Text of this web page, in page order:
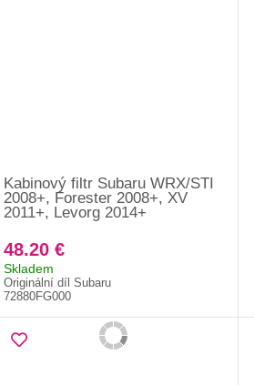
Kabinový filtr Subaru WRX/STI
2008+, Forester 2008+, XV
2011+, Levorg 2014+
48.20 €
Skladem
Originální díl Subaru
72880FG000